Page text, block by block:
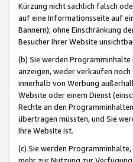
Kürzung nicht sachlich falsch
auf eine Informationsseite auf
Bannern); ohne Einschränkung
Besucher Ihrer Website
(b) Sie werden
anzeigen, weder verkaufen
innerhalb von Werbung
Website oder einem Dienst
Rechte an den
übertragen müssten, und Sie
Ihre Website ist.
(c) Sie werden
mehr zur Nutzung zur